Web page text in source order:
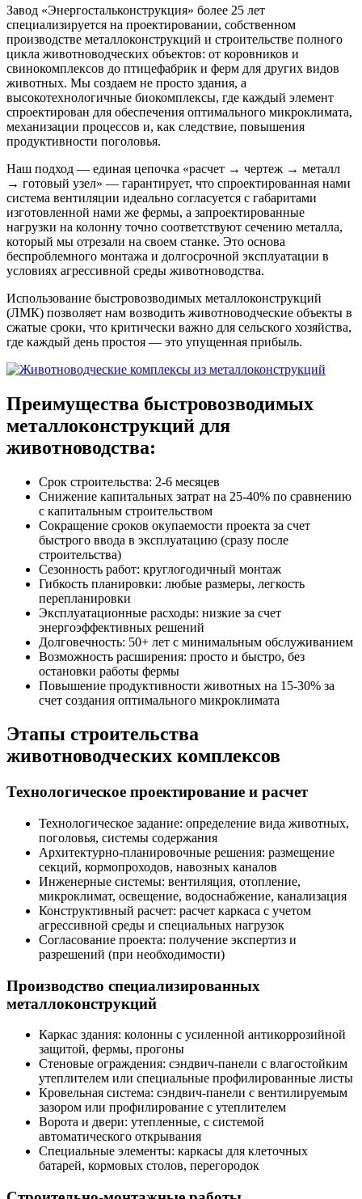
Завод «Энергостальконструкция» более 25 лет
специализируется на проектировании, собственном
производстве металлоконструкций и строительстве полного
цикла животноводческих объектов: от коровников и
свинокомплексов до птицефабрик и ферм для других видов
животных. Мы создаем не просто здания, а
высокотехнологичные биокомплексы, где каждый элемент
спроектирован для обеспечения оптимального микроклимата,
механизации процессов и, как следствие, повышения
продуктивности поголовья.
Наш подход — единая цепочка «расчет → чертеж → металл
→ готовый узел» — гарантирует, что спроектированная нами
система вентиляции идеально согласуется с габаритами
изготовленной нами же фермы, а запроектированные
нагрузки на колонну точно соответствуют сечению металла,
который мы отрезали на своем станке. Это основа
беспроблемного монтажа и долгосрочной эксплуатации в
условиях агрессивной среды животноводства.
Использование быстровозводимых металлоконструкций
(ЛМК) позволяет нам возводить животноводческие объекты в
сжатые сроки, что критически важно для сельского хозяйства,
где каждый день простоя — это упущенная прибыль.
Преимущества быстровозводимых
металлоконструкций для
животноводства:
Срок строительства: 2-6 месяцев
Снижение капитальных затрат на 25-40% по сравнению
с капитальным строительством
Сокращение сроков окупаемости проекта за счет
быстрого ввода в эксплуатацию (сразу после
строительства)
Сезонность работ: круглогодичный монтаж
Гибкость планировки: любые размеры, легкость
перепланировки
Эксплуатационные расходы: низкие за счет
энергоэффективных решений
Долговечность: 50+ лет с минимальным обслуживанием
Возможность расширения: просто и быстро, без
остановки работы фермы
Повышение продуктивности животных на 15-30% за
счет создания оптимального микроклимата
Этапы строительства
животноводческих комплексов
Технологическое проектирование и расчет
Технологическое задание: определение вида животных,
поголовья, системы содержания
Архитектурно-планировочные решения: размещение
секций, кормопроходов, навозных каналов
Инженерные системы: вентиляция, отопление,
микроклимат, освещение, водоснабжение, канализация
Конструктивный расчет: расчет каркаса с учетом
агрессивной среды и специальных нагрузок
Согласование проекта: получение экспертиз и
разрешений (при необходимости)
Производство специализированных
металлоконструкций
Каркас здания: колонны с усиленной антикоррозийной
защитой, фермы, прогоны
Стеновые ограждения: сэндвич-панели с влагостойким
утеплителем или специальные профилированные листы
Кровельная система: сэндвич-панели с вентилируемым
зазором или профилирование с утеплителем
Ворота и двери: утепленные, с системой
автоматического открывания
Специальные элементы: каркасы для клеточных
батарей, кормовых столов, перегородок